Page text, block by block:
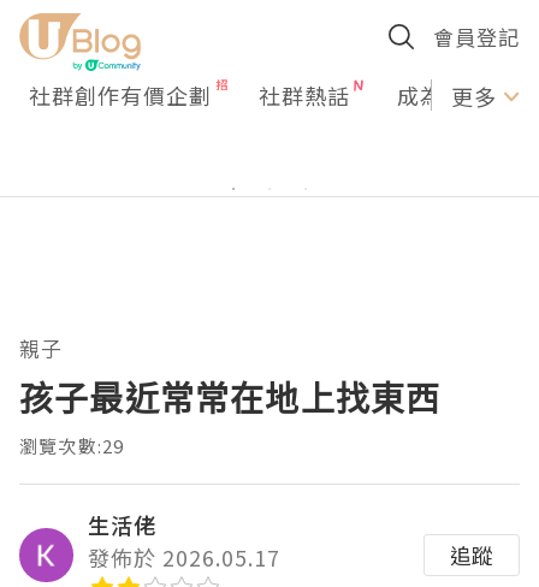
會員登記
社群創作有價企劃 社群熱話 成為U更多
親子
孩子最近常常在地上找東西
瀏覽次數:29
生活佬
發佈於 2026.05.17
追蹤